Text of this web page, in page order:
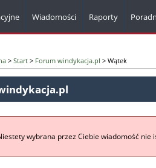
Wiadomości Raporty
> Start > Forum windykacja.pl > Wątek
wybrana przez Ciebie wiadomość nie